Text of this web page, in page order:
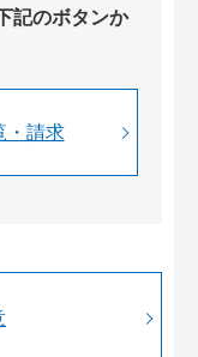
記のボタンか
・請求